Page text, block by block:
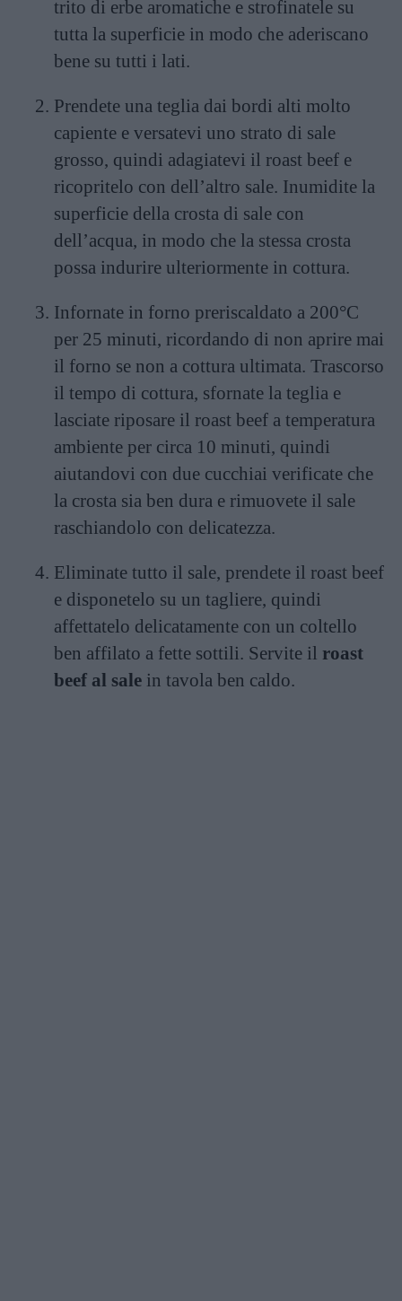
trito di erbe aromatiche e strofinatele su
tutta la superficie in modo che aderiscano
bene su tutti i lati.
Prendete una teglia dai bordi alti molto
capiente e versatevi uno strato di sale
grosso, quindi adagiatevi il roast beef e
ricopritelo con dell’altro sale. Inumidite la
superficie della crosta di sale con
dell’acqua, in modo che la stessa crosta
possa indurire ulteriormente in cottura.
Infornate in forno preriscaldato a 200°C
per 25 minuti, ricordando di non aprire mai
il forno se non a cottura ultimata. Trascorso
il tempo di cottura, sfornate la teglia e
lasciate riposare il roast beef a temperatura
ambiente per circa 10 minuti, quindi
aiutandovi con due cucchiai verificate che
la crosta sia ben dura e rimuovete il sale
raschiandolo con delicatezza.
Eliminate tutto il sale, prendete il roast beef
e disponetelo su un tagliere, quindi
affettatelo delicatamente con un coltello
ben affilato a fette sottili. Servite il roast
beef al sale in tavola ben caldo.